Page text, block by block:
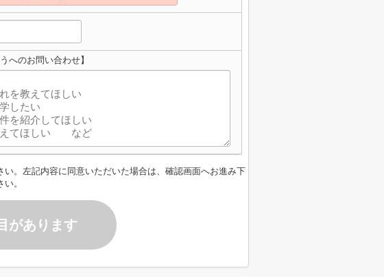
へのお問い合わせ】
い。左記内容に同意いただいた場合は、確認画面へお進み下
い。
があります